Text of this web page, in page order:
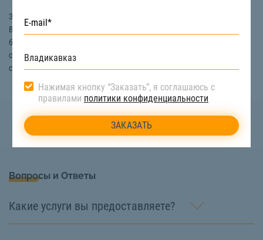
Заказать перевозку стройматериалов любым видом спецтехники во
Владикавказе вы можете на сайте «СтройТакси». Получить
бесплатную консультацию, узнать информацию о ценах перевозки
стройматериалов, наличии техники вы можете, связавшись с нашими
специалистами по номеру телефона:8 (800) 222-90-66
Вопросы и Ответы
Какие услуги вы предоставляете?
Нажимая кнопку “Заказать”, я соглашаюсь с
правилами политики конфиденциальности